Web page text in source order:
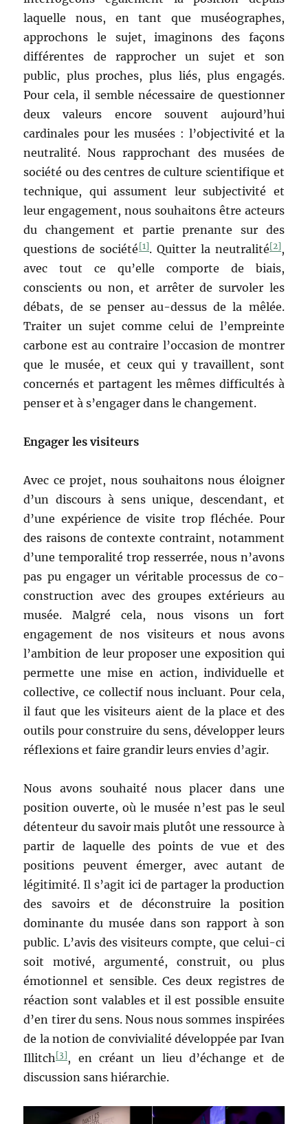
laquelle nous, en tant que muséographes,
approchons le sujet, imaginons des façons
différentes de rapprocher un sujet et son
public, plus proches, plus liés, plus engagés.
Pour cela, il semble nécessaire de questionner
deux valeurs encore souvent aujourd’hui
cardinales pour les musées : l’objectivité et la
neutralité. Nous rapprochant des musées de
société ou des centres de culture scientifique et
technique, qui assument leur subjectivité et
leur engagement, nous souhaitons être acteurs
du changement et partie prenante sur des
questions de société [1]. Quitter la neutralité[2],
avec tout ce qu’elle comporte de biais,
conscients ou non, et arrêter de survoler les
débats, de se penser au-dessus de la mêlée.
Traiter un sujet comme celui de l’empreinte
carbone est au contraire l’occasion de montrer
que le musée, et ceux qui y travaillent, sont
concernés et partagent les mêmes difficultés à
penser et à s’engager dans le changement.
Engager les visiteurs
Avec ce projet, nous souhaitons nous éloigner
d’un discours à sens unique, descendant, et
d’une expérience de visite trop fléchée. Pour
des raisons de contexte contraint, notamment
d’une temporalité trop resserrée, nous n’avons
pas pu engager un véritable processus de co-
construction avec des groupes extérieurs au
musée. Malgré cela, nous visons un fort
engagement de nos visiteurs et nous avons
l’ambition de leur proposer une exposition qui
permette une mise en action, individuelle et
collective, ce collectif nous incluant. Pour cela,
il faut que les visiteurs aient de la place et des
outils pour construire du sens, développer leurs
réflexions et faire grandir leurs envies d’agir.
Nous avons souhaité nous placer dans une
position ouverte, où le musée n’est pas le seul
détenteur du savoir mais plutôt une ressource à
partir de laquelle des points de vue et des
positions peuvent émerger, avec autant de
légitimité. Il s’agit ici de partager la production
des savoirs et de déconstruire la position
dominante du musée dans son rapport à son
public. L’avis des visiteurs compte, que celui-ci
soit motivé, argumenté, construit, ou plus
émotionnel et sensible. Ces deux registres de
réaction sont valables et il est possible ensuite
d’en tirer du sens. Nous nous sommes inspirées
de la notion de convivialité développée par Ivan
Illitch[3], en créant un lieu d’échange et de
discussion sans hiérarchie.